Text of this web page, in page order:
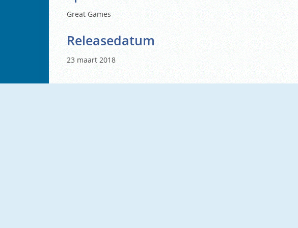
Great Games
Releasedatum
23 maart 2018